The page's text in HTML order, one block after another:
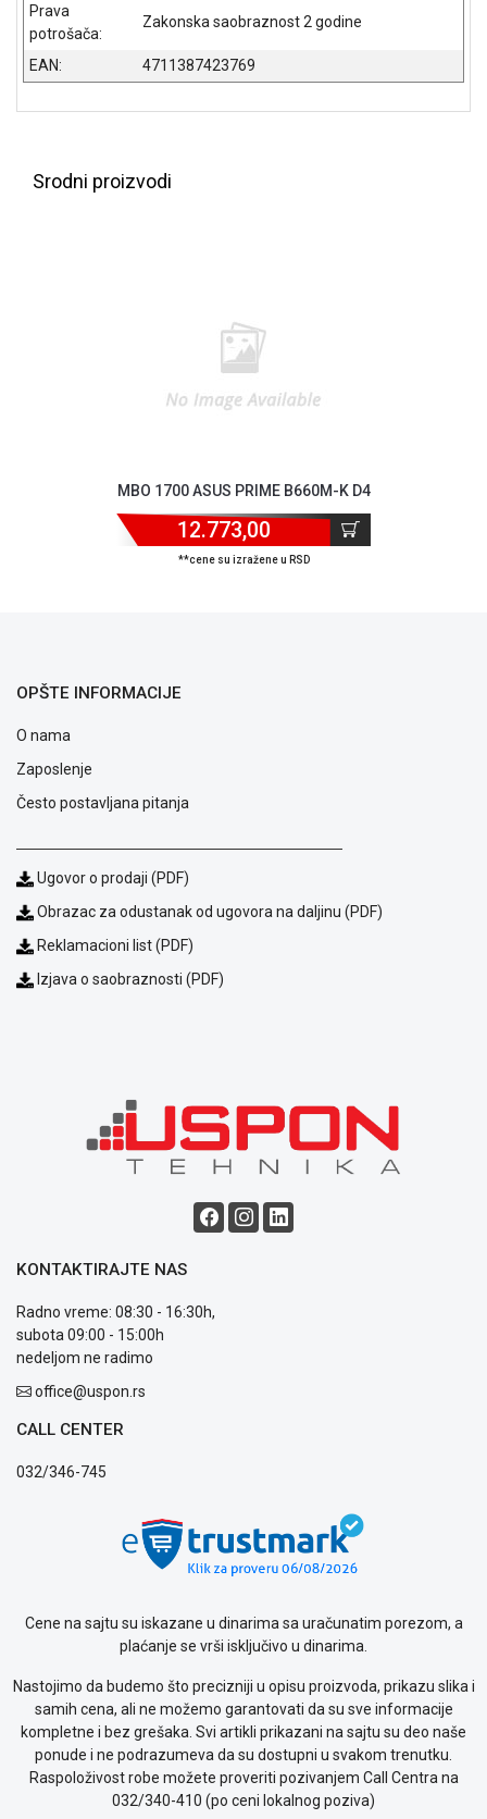
Blog
Način
Podrška
Prava
potrošača:
Zakonska saobraznost 2 godine
EAN: 4711387423769
Srodni proizvodi
MBO 1700 ASUS PRIME B660M-K D4
12.773,00
**cene su izražene u RSD
OPŠTE INFORMACIJE
O nama
Zaposlenje
Često postavljana pitanja
Ugovor o prodaji (PDF)
Obrazac za odustanak od ugovora na daljinu (PDF)
Reklamacioni list (PDF)
Izjava o saobraznosti (PDF)
KONTAKTIRAJTE NAS
Radno vreme: 08:30 - 16:30h,
subota 09:00 - 15:00h
nedeljom ne radimo
office@uspon.rs
CALL CENTER
032/346-745
Cene na sajtu su iskazane u dinarima sa uračunatim porezom, a
plaćanje se vrši isključivo u dinarima.
Nastojimo da budemo što precizniji u opisu proizvoda, prikazu slika i
samih cena, ali ne možemo garantovati da su sve informacije
kompletne i bez grešaka. Svi artikli prikazani na sajtu su deo naše
ponude i ne podrazumeva da su dostupni u svakom trenutku.
Raspoloživost robe možete proveriti pozivanjem Call Centra na
032/340-410 (po ceni lokalnog poziva)